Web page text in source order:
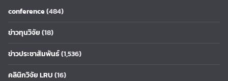
conference(484)
ข่าวทุนวิจัย(18)
ข่าวประชาสัมพันธ์(1,536)
คลินิกวิจัย LRU(16)